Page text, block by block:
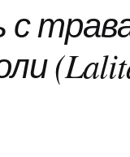
с